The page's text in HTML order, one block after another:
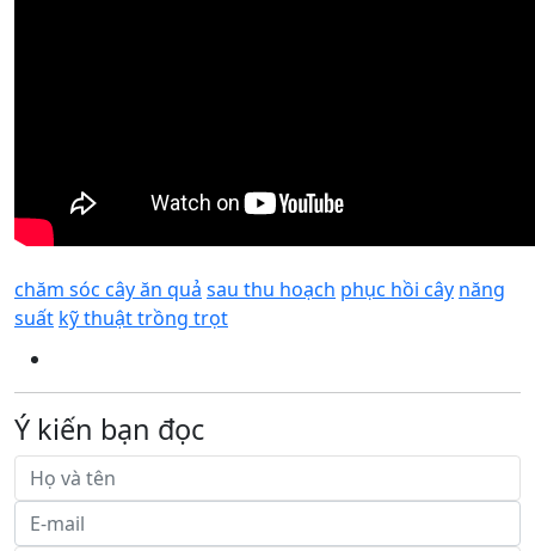
chăm sóc cây ăn quả sau thu hoạch phục hồi cây năng
suất kỹ thuật trồng trọt
Ý kiến bạn đọc